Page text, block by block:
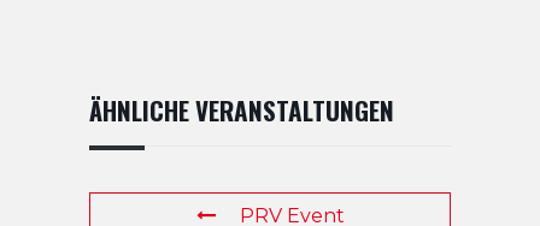
ÄHNLICHE VERANSTALTUNGEN
PRV Event